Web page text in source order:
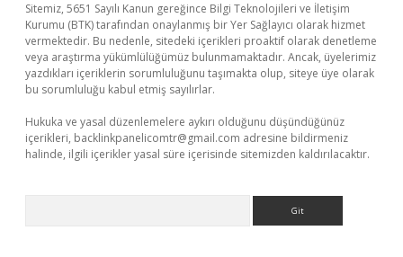
Sitemiz, 5651 Sayılı Kanun gereğince Bilgi Teknolojileri ve İletişim
Kurumu (BTK) tarafından onaylanmış bir Yer Sağlayıcı olarak hizmet
vermektedir. Bu nedenle, sitedeki içerikleri proaktif olarak denetleme
veya araştırma yükümlülüğümüz bulunmamaktadır. Ancak, üyelerimiz
yazdıkları içeriklerin sorumluluğunu taşımakta olup, siteye üye olarak
bu sorumluluğu kabul etmiş sayılırlar.
Hukuka ve yasal düzenlemelere aykırı olduğunu düşündüğünüz
içerikleri, backlinkpanelicomtr@gmail.com adresine bildirmeniz
halinde, ilgili içerikler yasal süre içerisinde sitemizden kaldırılacaktır.